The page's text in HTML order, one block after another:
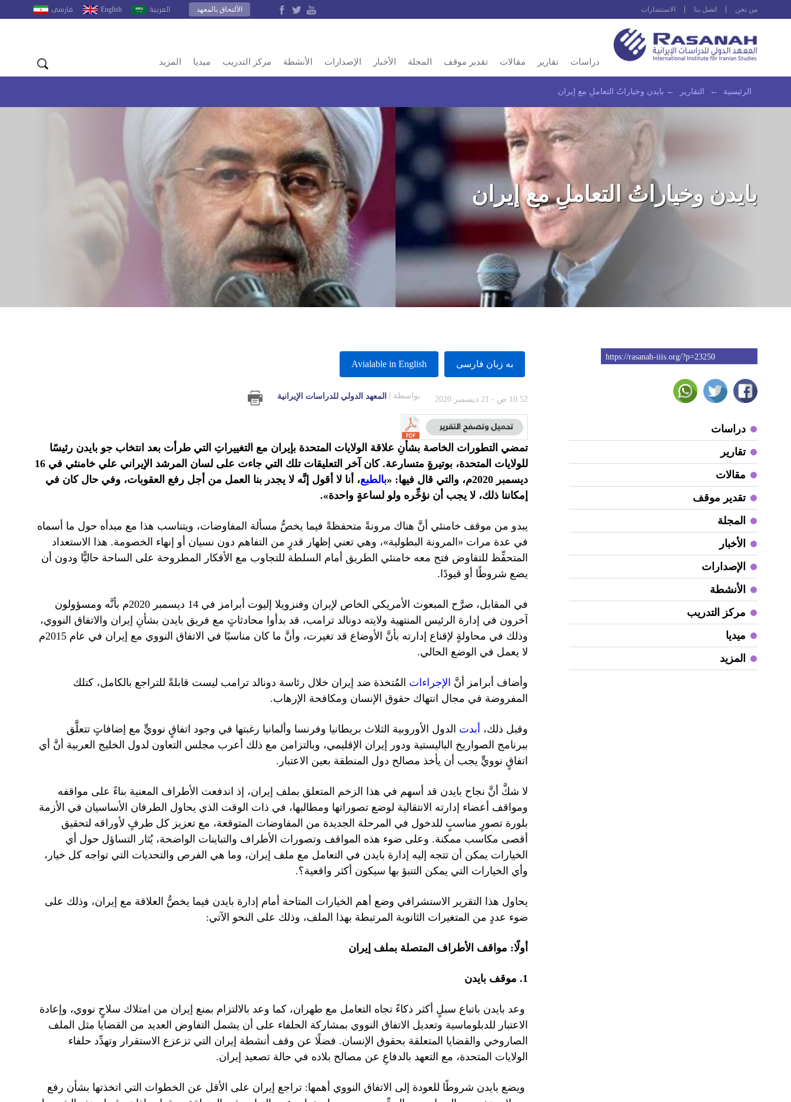
من نحن اتصل بنا الاستشارات العربية English فارسى الألتحاق بالمعهد
دراسات تقارير مقالات تقدير موقف المجلة الأخبار الإصدارات الأنشطة مركز التدريب ميديا المزيد
الرئيسية ← التقارير ← بايدن وخياراتُ التعاملِ مع إيران
بايدن وخياراتُ التعاملِ مع إيران
https://rasanah-iiis.org/?p=23250
دراسات
تقارير
مقالات
تقدير موقف
المجلة
الأخبار
الإصدارات
الأنشطة
مركز التدريب
ميديا
المزيد
به زبان فارسى Avialable in English
10:52 ص - 21 ديسمبر 2020 بواسطة المعهد الدولي للدراسات الإيرانية
تمضي التطورات الخاصة بشأنِ علاقة الولايات المتحدة بإيران مع التغييراتِ التي طرأت بعد انتخاب جو بايدن رئيسًا
للولايات المتحدة، بوتيرةٍ متسارعة. كان آخر التعليقات تلك التي جاءت على لسان المرشد الإيراني علي خامنئي في 16
ديسمبر 2020م، والتي قال فيها: «
بالطبع، أنا لا أقول إنَّه لا يجدر بنا العمل من أجل رفع العقوبات، وفي حال كان في
إمكاننا ذلك، لا يجب أن نؤخِّره ولو لساعةٍ واحدة».
يبدو من موقف خامنئي أنَّ هناك مرونةً متحفظةً فيما يخصُّ مسألة المفاوضات، ويتناسب هذا مع مبدأه حول ما أسماه
في عدة مرات «المرونة البطولية»، وهي تعني إظهار قدرٍ من التفاهم دون نسيان أو إنهاء الخصومة. هذا الاستعداد
المتحفِّظ للتفاوض فتح معه خامنئي الطريق أمام السلطة للتجاوب مع الأفكار المطروحة على الساحة حاليًّا ودون أن
يضع شروطًا أو قيودًا.
في المقابل، صرَّح المبعوث الأمريكي الخاص لإيران وفنزويلا إليوت أبرامز في 14 ديسمبر 2020م بأنَّه ومسؤولون
آخرون في إدارة الرئيس المنتهية ولايته دونالد ترامب، قد بدأوا محادثاتٍ مع فريق بايدن بشأنِ إيران والاتفاق النووي،
وذلك في محاولةٍ لإقناع إدارته بأنَّ الأوضاع قد تغيرت، وأنَّ ما كان مناسبًا في الاتفاق النووي مع إيران في عام 2015م
لا يعمل في الوضع الحالي.
وأضاف أبرامز أنَّ الإجراءات المُتخذة ضد إيران خلال رئاسة دونالد ترامب ليست قابلةً للتراجع بالكامل، كتلك
المفروضة في مجال انتهاك حقوق الإنسان ومكافحة الإرهاب.
وقبل ذلك، أبدت الدول الأوروبية الثلاث بريطانيا وفرنسا وألمانيا رغبتها في وجود اتفاقٍ نوويٍّ مع إضافاتٍ تتعلَّق
ببرنامج الصواريخ الباليستية ودور إيران الإقليمي، وبالتزامن مع ذلك أعرب مجلس التعاون لدول الخليج العربية أنَّ أي
اتفاقٍ نوويٍّ يجب أن يأخذ مصالح دول المنطقة بعين الاعتبار.
لا شكَّ أنَّ نجاح بايدن قد أسهم في هذا الزخم المتعلق بملف إيران، إذ اندفعت الأطراف المعنية بناءً على مواقفه
ومواقف أعضاء إدارته الانتقالية لوضع تصوراتها ومطالبها، في ذات الوقت الذي يحاول الطرفان الأساسيان في الأزمة
بلورة تصورٍ مناسبٍ للدخول في المرحلة الجديدة من المفاوضات المتوقعة، مع تعزيز كل طرفٍ لأوراقه لتحقيق
أقصى مكاسب ممكنة. وعلى ضوء هذه المواقف وتصورات الأطراف والتباينات الواضحة، يُثار التساؤل حول أي
الخيارات يمكن أن تتجه إليه إدارة بايدن في التعامل مع ملف إيران، وما هي الفرص والتحديات التي تواجه كل خيار،
وأي الخيارات التي يمكن التنبؤ بها سيكون أكثر واقعية؟.
يحاول هذا التقرير الاستشرافي وضع أهم الخيارات المتاحة أمام إدارة بايدن فيما يخصُّ العلاقة مع إيران، وذلك على
ضوء عددٍ من المتغيرات الثانوية المرتبطة بهذا الملف، وذلك على النحو الآتي:
أولًا: مواقف الأطراف المتصلة بملف إيران
1. موقف بايدن
وعد بايدن باتباع سبلٍ أكثر ذكاءً تجاه التعامل مع طهران، كما وعد بالالتزام بمنع إيران من امتلاك سلاحٍ نووي، وإعادة
الاعتبار للدبلوماسية وتعديل الاتفاق النووي بمشاركة الحلفاء على أن يشمل التفاوض العديد من القضايا مثل الملف
الصاروخي والقضايا المتعلقة بحقوق الإنسان. فضلًا عن وقف أنشطة إيران التي تزعزع الاستقرار وتهدِّد حلفاء
الولايات المتحدة، مع التعهد بالدفاعِ عن مصالح بلاده في حالة تصعيد إيران.
ويضع بايدن شروطًا للعودة إلى الاتفاق النووي أهمها: تراجع إيران على الأقل عن الخطوات التي اتخذتها بشأن رفع